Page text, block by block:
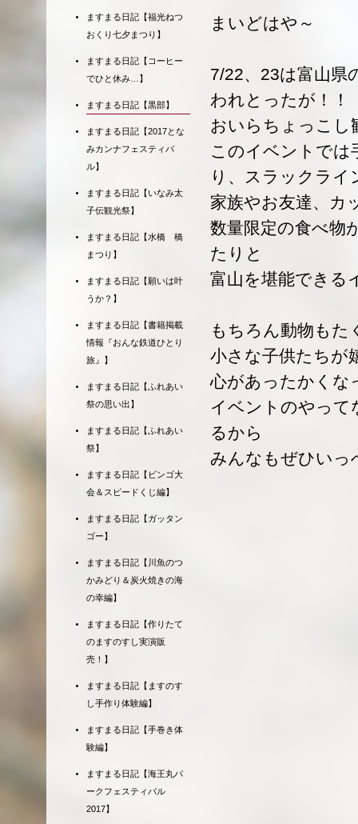
まいどはや～
7/22、23は富山県
われとったが！！
おいらちょっこし
このイベントでは
り、スラックライ
家族やお友達、カ
数量限定の食べ物
たりと
富山を堪能できる
もちろん動物もた
小さな子供たちが
心があったかくな
イベントのやって
るから
みんなもぜひいっ
ますまる日記【福光ねつ
おくり七夕まつり】
ますまる日記【コーヒー
でひと休み…】
ますまる日記【黒部】
ますまる日記【2017とな
みカンナフェスティバ
ル】
ますまる日記【いなみ太
子伝観光祭】
ますまる日記【水橋 橋
まつり】
ますまる日記【願いは叶
うか？】
ますまる日記【書籍掲載
情報『おんな鉄道ひとり
旅』】
ますまる日記【ふれあい
祭の思い出】
ますまる日記【ふれあい
祭】
ますまる日記【ビンゴ大
会＆スピードくじ編】
ますまる日記【ガッタン
ゴー】
ますまる日記【川魚のつ
かみどり＆炭火焼きの海
の幸編】
ますまる日記【作りたて
のますのすし実演販
売！】
ますまる日記【ますのす
し手作り体験編】
ますまる日記【手巻き体
験編】
ますまる日記【海王丸パ
ークフェスティバル
2017】